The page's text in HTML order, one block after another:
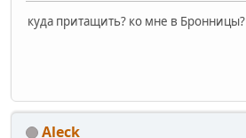
куда притащить? ко мне в Бронницы?
Aleck